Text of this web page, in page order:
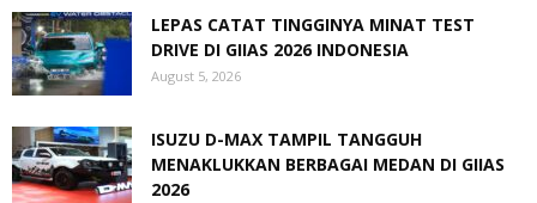
LEPAS CATAT TINGGINYA MINAT TEST
DRIVE DI GIIAS 2026 INDONESIA
August 5, 2026
ISUZU D-MAX TAMPIL TANGGUH
MENAKLUKKAN BERBAGAI MEDAN DI GIIAS
2026